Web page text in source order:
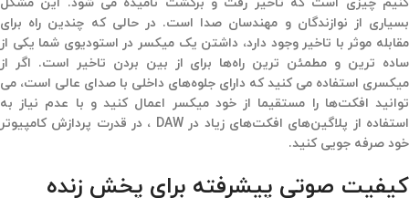
بسیاری از نوازندگان و مهندسان صدا است. در حالی که چندین راه برای
مقابله موثر با تاخیر وجود دارد،‌ داشتن یک میکسر در استودیوی شما یکی از
ساده ترین و مطمئن ترین راه‌ها برای از بین بردن تاخیر است. اگر از
میکسری استفاده می کنید که دارای جلوه‌های داخلی با صدای عالی است،‌ می
توانید افکت‌ها را مستقیما از خود میکسر اعمال کنید و با عدم نیاز به
استفاده از پلاگین‌های افکت‌های زیاد در DAW ، در قدرت پردازش کامپیوتر
خود صرفه جویی کنید.
کیفیت صوتی پیشرفته برای پخش زنده